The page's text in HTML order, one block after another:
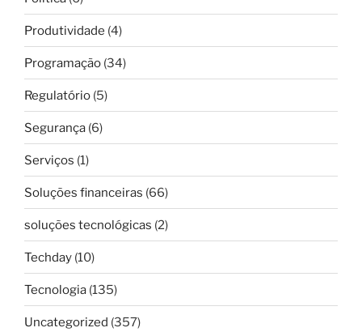
Produtividade (4)
Programação (34)
Regulatório (5)
Segurança (6)
Serviços (1)
Soluções financeiras (66)
soluções tecnológicas (2)
Techday (10)
Tecnologia (135)
Uncategorized (357)